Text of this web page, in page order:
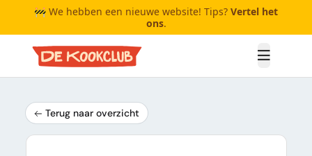
🚧 We hebben een nieuwe website! Tips? Vertel het
ons.
Open
Terug naar overzicht